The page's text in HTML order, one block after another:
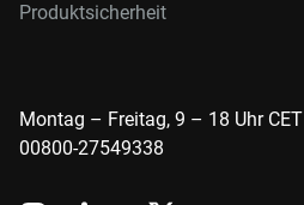
Produktsicherheit
Montag – Freitag, 9 – 18 Uhr CET
00800-27549338